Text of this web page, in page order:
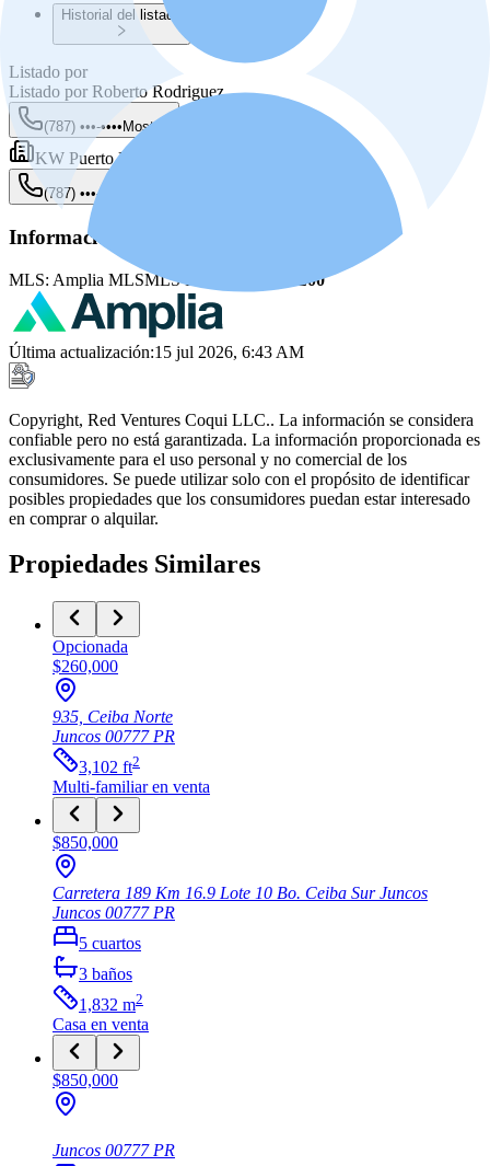
Historial del listado
Listado por
Listado por Roberto Rodriguez
(787) •••-•••• Mostrar
KW Puerto Rico
(787) •••-••••
Información de la fuente
MLS: Amplia MLSMLS ID: PRKW01FE00
Última actualización:15 jul 2026, 6:43 AM
Copyright, Red Ventures Coqui LLC.. La información se considera
confiable pero no está garantizada. La información proporcionada es
exclusivamente para el uso personal y no comercial de los
consumidores. Se puede utilizar solo con el propósito de identificar
posibles propiedades que los consumidores puedan estar interesado
en comprar o alquilar.
Propiedades Similares
Opcionada
$260,000
935, Ceiba Norte
Juncos 00777PR
3,102 ft2
Multi-familiar en venta
$850,000
Carretera 189 Km 16.9 Lote 10 Bo. Ceiba Sur Juncos
Juncos 00777PR
5 cuartos
3 baños
1,832 m2
Casa en venta
$850,000
Juncos 00777PR